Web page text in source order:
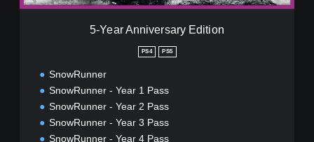
e
5-Year Anniversary Edition
PS4 PS5
SnowRunner
SnowRunner - Year 1 Pass
SnowRunner - Year 2 Pass
SnowRunner - Year 3 Pass
SnowRunner - Year 4 Pass